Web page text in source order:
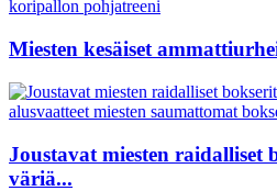
Miesten kesäiset
Joustavat miesten raidalliset
väriä...